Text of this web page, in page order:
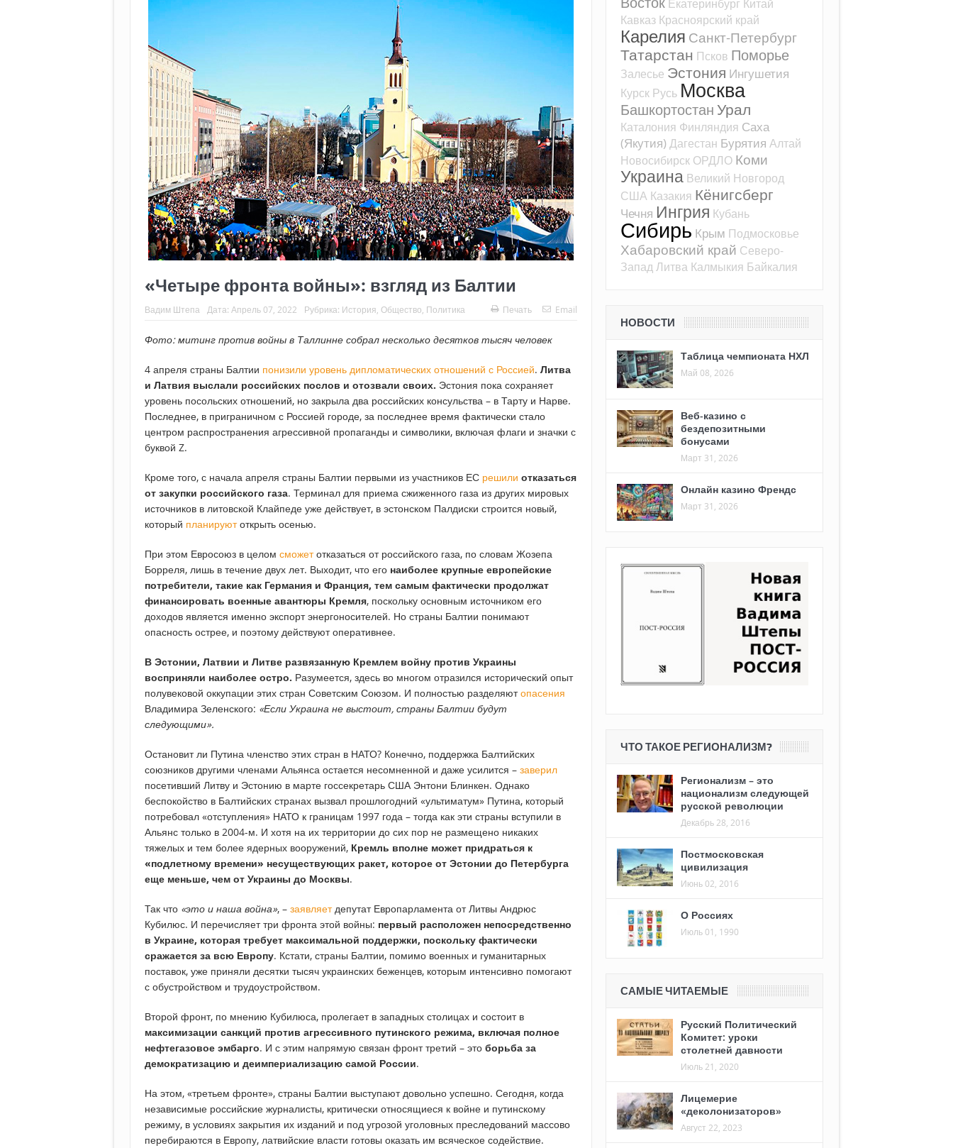
«Четыре фронта войны»: взгляд из Балтии
Вадим Штепа Дата: Апрель 07, 2022 Рубрика: История Общество Политика Печать Email
Фото: митинг против войны в Таллинне собрал несколько десятков тысяч человек
4 апреля страны Балтии понизили уровень дипломатических отношений с Россией. Литва
и Латвия выслали российских послов и отозвали своих. Эстония пока сохраняет
уровень посольских отношений, но закрыла два российских консульства – в Тарту и Нарве.
Последнее, в приграничном с Россией городе, за последнее время фактически стало
центром распространения агрессивной пропаганды и символики, включая флаги и значки с
буквой Z.
Кроме того, с начала апреля страны Балтии первыми из участников ЕС решили отказаться
от закупки российского газа. Терминал для приема сжиженного газа из других мировых
источников в литовской Клайпеде уже действует, в эстонском Палдиски строится новый,
который планируютоткрыть осенью.
При этом Евросоюз в целом сможетотказаться от российского газа, по словам Жозепа
Борреля, лишь в течение двух лет. Выходит, что его наиболее крупные европейские
потребители, такие как Германия и Франция, тем самым фактически продолжат
финансировать военные авантюры Кремля, поскольку основным источником его
доходов является именно экспорт энергоносителей. Но страны Балтии понимают
опасность острее, и поэтому действуют оперативнее.
В Эстонии, Латвии и Литве развязанную Кремлем войну против Украины
восприняли наиболее остро. Разумеется, здесь во многом отразился исторический опыт
полувековой оккупации этих стран Советским Союзом. И полностью разделяютопасения
Владимира Зеленского: «Если Украина не выстоит, страны Балтии будут
следующими».
Остановит ли Путина членство этих стран в НАТО? Конечно, поддержка Балтийских
союзников другими членами Альянса остается несомненной и даже усилится – заверил
посетивший Литву и Эстонию в марте госсекретарь США Энтони Блинкен. Однако
беспокойство в Балтийских странах вызвал прошлогодний «ультиматум» Путина, который
потребовал «отступления» НАТО к границам 1997 года – тогда как эти страны вступили в
Альянс только в 2004-м. И хотя на их территории до сих пор не размещено никаких
тяжелых и тем более ядерных вооружений, Кремль вполне может придраться к
«подлетному времени» несуществующих ракет, которое от Эстонии до Петербурга
еще меньше, чем от Украины до Москвы.
Так что «это и наша война», – заявляетдепутат Европарламента от Литвы Андрюс
Кубилюс. И перечисляет три фронта этой войны: первый расположен непосредственно
в Украине, которая требует максимальной поддержки, поскольку фактически
сражается за всю Европу. Кстати, страны Балтии, помимо военных и гуманитарных
поставок, уже приняли десятки тысяч украинских беженцев, которым интенсивно помогают
с обустройством и трудоустройством.
Второй фронт, по мнению Кубилюса, пролегает в западных столицах и состоит в
максимизации санкций против агрессивного путинского режима, включая полное
нефтегазовое эмбарго. И с этим напрямую связан фронт третий – это борьба за
демократизацию и деимпериализацию самой России.
На этом, «третьем фронте», страны Балтии выступают довольно успешно. Сегодня, когда
независимые российские журналисты, критически относящиеся к войне и путинскому
режиму, в условиях закрытия их изданий и под угрозой уголовных преследований массово
перебираются в Европу, латвийские власти готовы оказать им всяческое содействие.
Екатеринбург Китай
Кавказ Красноярский край
Карелия Санкт-Петербург
Татарстан Псков Поморье
Залесье Эстония Ингушетия
Курск Русь Москва
Башкортостан Урал
Каталония Финляндия Саха
(Якутия) Дагестан Бурятия Алтай
Новосибирск ОРДЛО Коми
Украина Великий Новгород
США Казакия Кёнигсберг
Чечня Ингрия Кубань
Сибирь Крым Подмосковье
Хабаровский край Северо-
ЗападЛитва Калмыкия Байкалия
НОВОСТИ
Таблица чемпионата НХЛ
Май 08, 2026
Веб-казино с
бездепозитными
бонусами
Март 31, 2026
Онлайн казино Френдс
Март 31, 2026
ЧТО ТАКОЕ РЕГИОНАЛИЗМ?
Регионализм – это
национализм следующей
русской революции
Декабрь 28, 2016
Постмосковская
цивилизация
Июнь 02, 2016
О Россиях
Июль 01, 1990
САМЫЕ ЧИТАЕМЫЕ
Русский Политический
Комитет: уроки
столетней давности
Июль 21, 2020
Лицемерие
«деколонизаторов»
Август 22, 2023